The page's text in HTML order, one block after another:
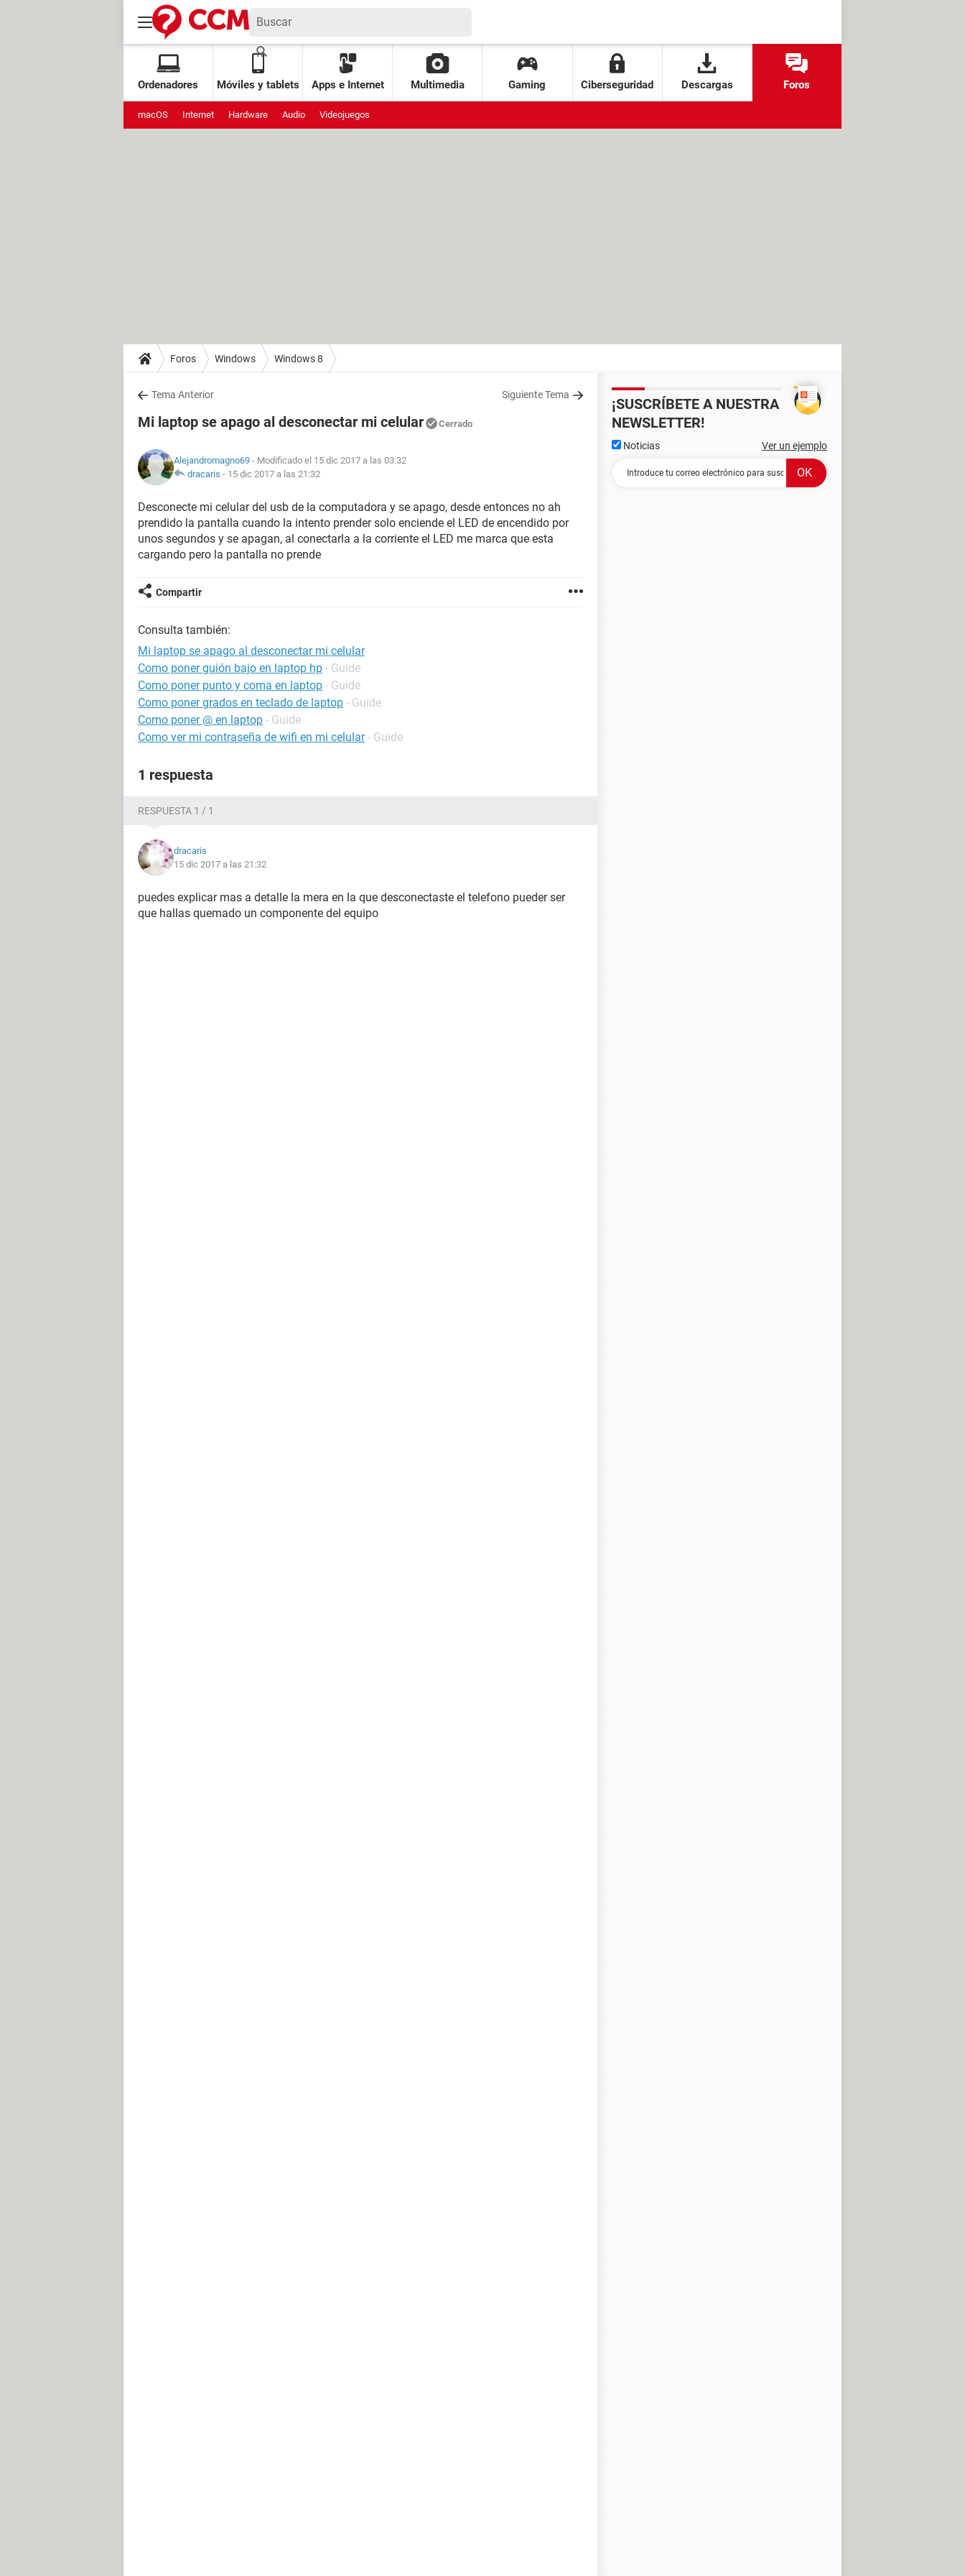
Ordenadores Móviles y tablets Apps e Internet Multimedia Gaming Ciberseguridad Descargas Foros
macOS Internet Hardware Audio Videojuegos
Foros Windows Windows 8
Tema Anterior Siguiente Tema
Mi laptop se apago al desconectar mi celular Cerrado
Alejandromagno69 - Modificado el 15 dic 2017 a las 03:32
dracaris - 15 dic 2017 a las 21:32
Desconecte mi celular del usb de la computadora y se apago, desde entonces no ah
prendido la pantalla cuando la intento prender solo enciende el LED de encendido por
unos segundos y se apagan, al conectarla a la corriente el LED me marca que esta
cargando pero la pantalla no prende
Compartir
Consulta también:
Mi laptop se apago al desconectar mi celular
Como poner guión bajo en laptop hp - Guide
Como poner punto y coma en laptop - Guide
Como poner grados en teclado de laptop - Guide
Como poner @ en laptop - Guide
Como ver mi contraseña de wifi en mi celular - Guide
1 respuesta
RESPUESTA 1 / 1
dracaris
15 dic 2017 a las 21:32
puedes explicar mas a detalle la mera en la que desconectaste el telefono pueder ser
que hallas quemado un componente del equipo
¡SUSCRÍBETE A NUESTRA
NEWSLETTER!
Noticias Ver un ejemplo